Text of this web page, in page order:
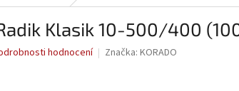
Klasik 10-500/400
hodnocení Značka: KORADO